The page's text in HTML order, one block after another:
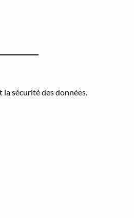
sécurité des données.